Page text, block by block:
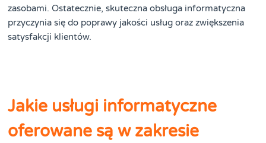
zasobami. Ostatecznie, skuteczna obsługa informatyczna
przyczynia się do poprawy jakości usług oraz zwiększenia
satysfakcji klientów.
Jakie usługi informatyczne
oferowane są w zakresie